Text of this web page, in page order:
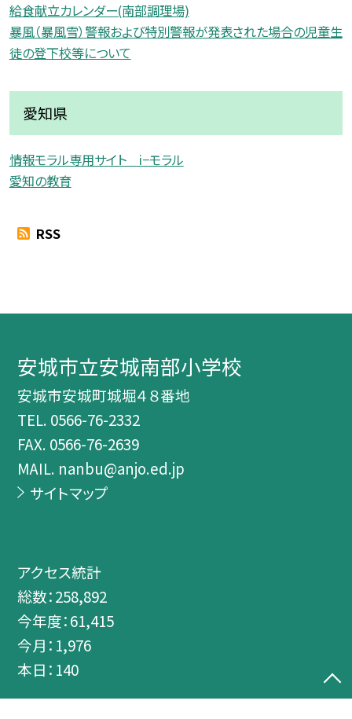
給食献立カレンダー(南部調理場)
暴風（暴風雪）警報および特別警報が発表された場合の児童生
徒の登下校等について
愛知県
情報モラル専用サイト i−モラル
愛知の教育
RSS
安城市立安城南部小学校
安城市安城町城堀４８番地
TEL. 0566-76-2332
FAX. 0566-76-2639
MAIL. nanbu@anjo.ed.jp
サイトマップ
アクセス統計
総数：258,892
今年度：61,415
今月： 1,976
本日： 140